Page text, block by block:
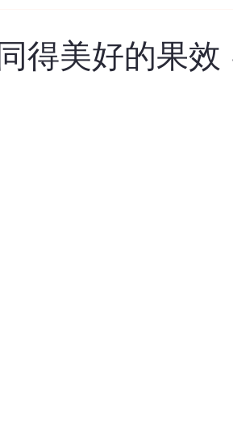
得美好的果